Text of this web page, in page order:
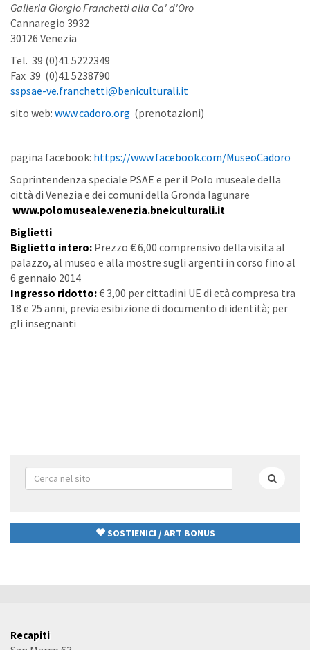
Galleria Giorgio Franchetti alla Ca' d'Oro
Cannaregio 3932
30126 Venezia
Tel. 39 (0)41 5222349
Fax 39 (0)41 5238790
sspsae-ve.franchetti@beniculturali.it
sito web: www.cadoro.org (prenotazioni)
pagina facebook: https://www.facebook.com/MuseoCadoro
Soprintendenza speciale PSAE e per il Polo museale della
città di Venezia e dei comuni della Gronda lagunare
www.polomuseale.venezia.bneiculturali.it
Biglietti
Biglietto intero: Prezzo € 6,00 comprensivo della visita al
palazzo, al museo e alla mostre sugli argenti in corso fino al
6 gennaio 2014
Ingresso ridotto:€ 3,00 per cittadini UE di età compresa tra
18 e 25 anni, previa esibizione di documento di identità; per
gli insegnanti
Form
di
SOSTIENICI / ART BONUS
Recapiti